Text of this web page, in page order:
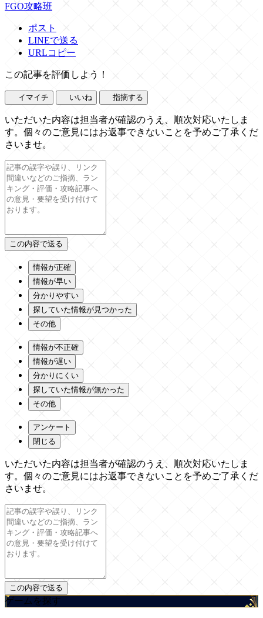
FGO攻略班
ポスト
LINEで送る
URLコピー
この記事を評価しよう！
イマイチ いいね 指摘する
いただいた内容は担当者が確認のうえ、順次対応いたしま
す。個々のご意見にはお返事できないことを予めご了承くだ
さいませ。
情報が正確
情報が早い
分かりやすい
探していた情報が見つかった
その他
情報が不正確
情報が遅い
分かりにくい
探していた情報が無かった
その他
アンケート
閉じる
いただいた内容は担当者が確認のうえ、順次対応いたしま
す。個々のご意見にはお返事できないことを予めご了承くだ
さいませ。
ゲームを探す